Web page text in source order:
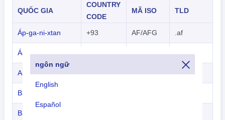
ngôn ngữ
English
Español
QUỐC GIA
COUNTRY
CODE
MÃ ISO TLD
Áp-ga-ni-xtan +93 AF/AFG .af
Ác-mê-ni-a +374 AM/ARM .am
A-déc-bai-gian +994 AZ/AZE .az
Bahrain
Băng-la-đét